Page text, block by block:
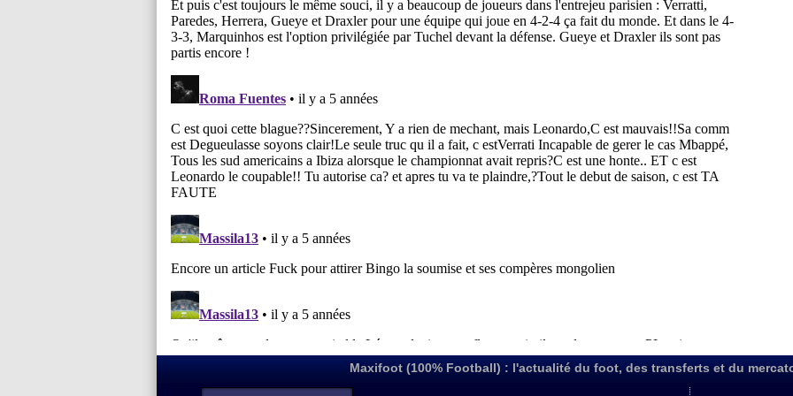
Maxifoot (100% Football) : l'actualité du foot, des transferts et du